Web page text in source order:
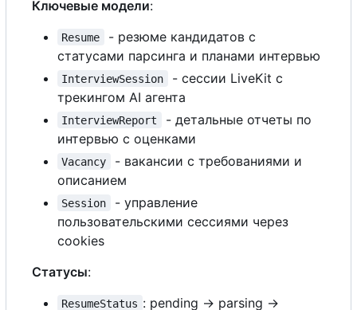
Ключевые модели:
Resume - резюме кандидатов с
статусами парсинга и планами интервью
InterviewSession - сессии LiveKit с
трекингом AI агента
InterviewReport
- детальные отчеты по
интервью с оценками
Vacancy - вакансии с требованиями и
описанием
Session
- управление
пользовательскими сессиями через
cookies
Статусы:
ResumeStatus : pending → parsing →